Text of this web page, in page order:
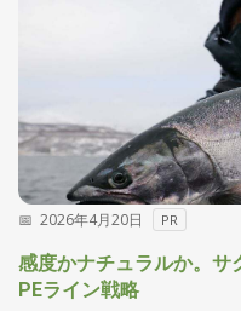
2026年4月20日 PR
感度かナチュラルか。サ
PEライン戦略